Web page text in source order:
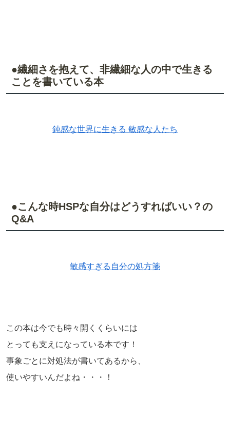
●繊細さを抱えて、非繊細な人の中で生きる
ことを書いている本
鈍感な世界に生きる 敏感な人たち
●こんな時HSPな自分はどうすればいい？の
Q&A
敏感すぎる自分の処方箋
この本は今でも時々開くくらいには
とっても支えになっている本です！
事象ごとに対処法が書いてあるから、
使いやすいんだよね・・・！